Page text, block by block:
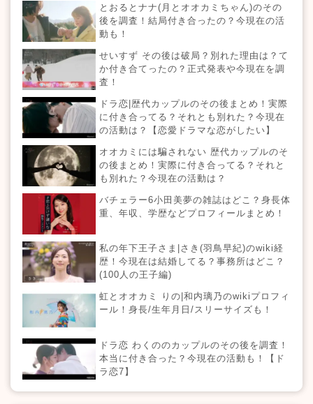
とおるとナナ(月とオオカミちゃん)のその
後を調査！結局付き合ったの？今現在の活
動も！
せいすず その後は破局？別れた理由は？て
か付き合てったの？正式発表や今現在を調
査！
ドラ恋|歴代カップルのその後まとめ！実際
に付き合ってる？それとも別れた？今現在
の活動は？【恋愛ドラマな恋がしたい】
オオカミには騙されない 歴代カップルのそ
の後まとめ！実際に付き合ってる？それと
も別れた？今現在の活動は？
バチェラー6小田美夢の雑誌はどこ？身長体
重、年収、学歴などプロフィールまとめ！
私の年下王子さま|さき(羽鳥早紀)のwiki経
歴！今現在は結婚してる？事務所はどこ？
(100人の王子編)
虹とオオカミ りの|和内璃乃のwikiプロフィ
ール！身長/生年月日/スリーサイズも！
ドラ恋 わくののカップルのその後を調査！
本当に付き合った？今現在の活動も！【ド
ラ恋7】